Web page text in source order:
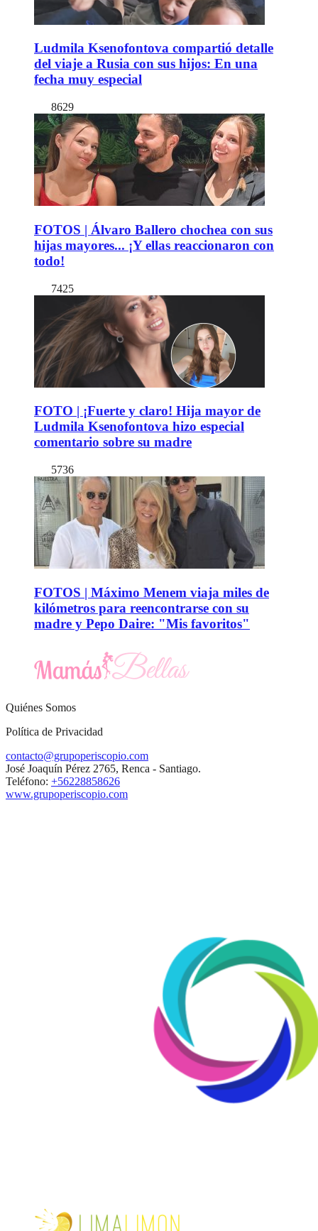
Ludmila Ksenofontova compartió detalle
del viaje a Rusia con sus hijos: En una
fecha muy especial
8629
FOTOS | Álvaro Ballero chochea con sus
hijas mayores... ¡Y ellas reaccionaron con
todo!
7425
FOTO | ¡Fuerte y claro! Hija mayor de
Ludmila Ksenofontova hizo especial
comentario sobre su madre
5736
FOTOS | Máximo Menem viaja miles de
kilómetros para reencontrarse con su
madre y Pepo Daire: "Mis favoritos"
Quiénes Somos
Política de Privacidad
contacto@grupoperiscopio.com
José Joaquín Pérez 2765, Renca - Santiago.
Teléfono: +56228858626
www.grupoperiscopio.com